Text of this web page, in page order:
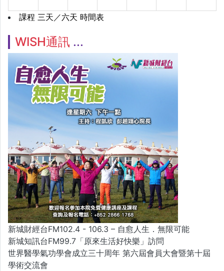
課程 三天／六天 時間表
WISH通訊
新城財經台FM102.4 - 106.3 – 自愈人生．無限可能
新城知訊台FM99.7「原來生活好快樂」訪問
世界醫學氣功學會成立三十周年 第六屆會員大會暨第十屆
學術交流會